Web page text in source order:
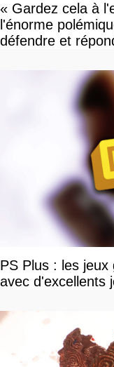
« Gardez cela à
l'énorme
défendre et
PS Plus : les jeux
avec d'excellents